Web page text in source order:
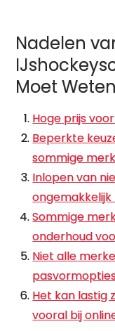
Nadelen
Moet Weten
Hoge prijs
Beperkte
sommige
Inlopen van
Sommige
onderhoud
Niet alle
Het kan lastig
vooral bij